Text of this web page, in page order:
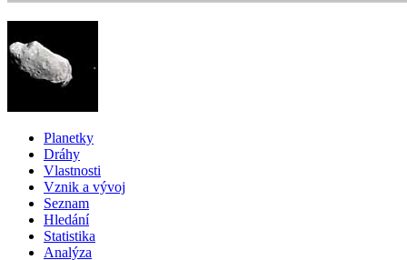
Planetky
Dráhy
Vlastnosti
Vznik a vývoj
Seznam
Hledání
Statistika
Analýza